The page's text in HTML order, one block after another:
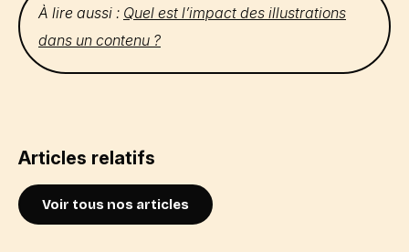
À lire aussi : Quel est l’impact des illustrations
dans un contenu ?
Articles relatifs
Voir tous nos articles